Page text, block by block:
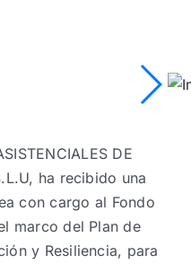
DE
ha recibido una
con cargo al Fondo
marco del Plan de
y Resiliencia, para